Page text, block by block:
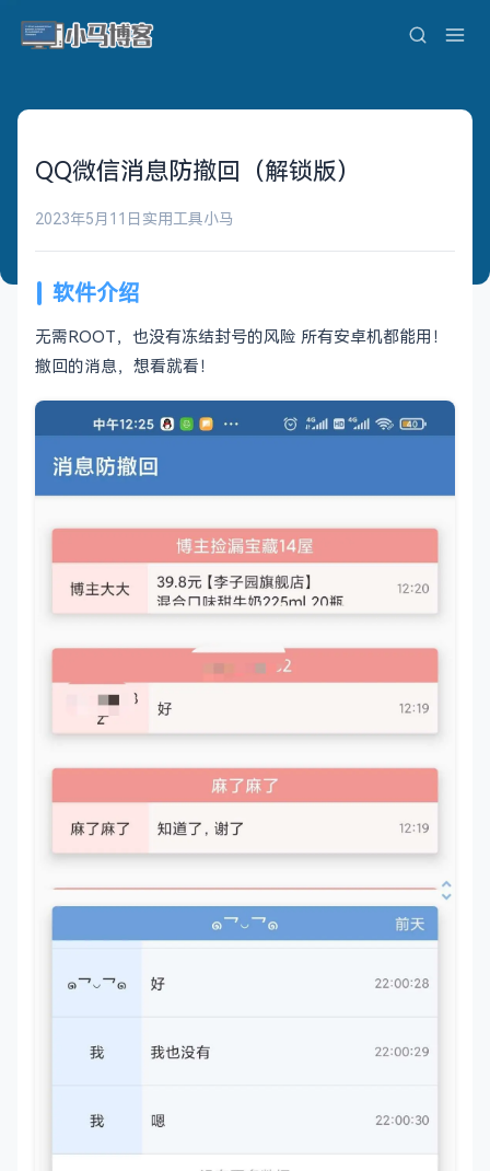
QQ微信消息防撤回（解锁版）
2023年5月11日 实用工具小马
软件介绍
无需ROOT，也没有冻结封号的风险 所有安卓机都能用！
撤回的消息，想看就看！